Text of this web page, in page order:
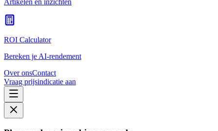
Artikelen en inzichten
ROI Calculator
Bereken je AI-rendement
Over onsContact
Vraag prijsindicatie aan